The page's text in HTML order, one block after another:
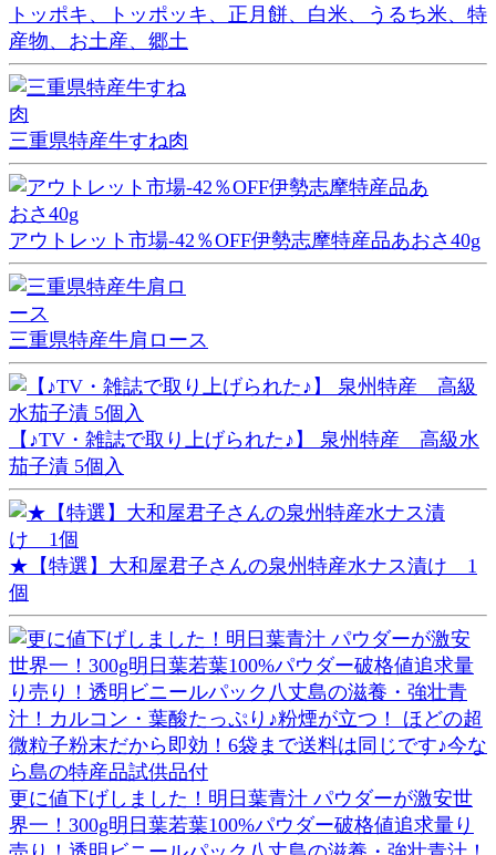
トッポキ、トッポッキ、正月餅、白米、うるち米、特
産物、お土産、郷土
三重県特産牛すね肉
アウトレット市場-42％OFF伊勢志摩特産品あおさ40g
三重県特産牛肩ロース
【♪TV・雑誌で取り上げられた♪】 泉州特産 高級水
茄子漬 5個入
★【特選】大和屋君子さんの泉州特産水ナス漬け 1
個
更に値下げしました！明日葉青汁 パウダーが激安世
界一！300g明日葉若葉100%パウダー破格値追求量り